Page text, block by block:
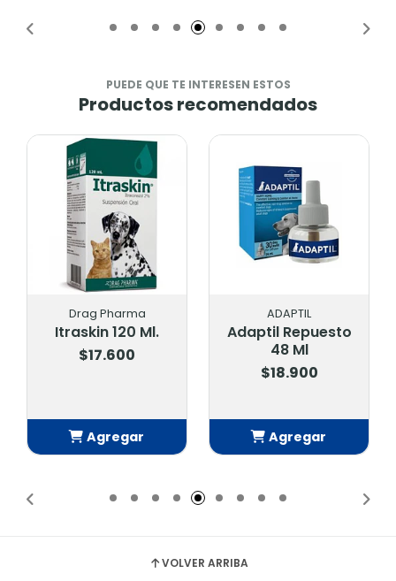
PUEDE QUE TE INTERESEN ESTOS
Productos recomendados
Drag Pharma
Itraskin 120 Ml.
$17.600
Agregar
ADAPTIL
Adaptil Repuesto
48 Ml
$18.900
Agregar
VOLVER ARRIBA